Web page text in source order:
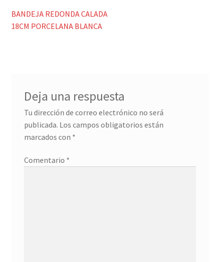
Muebles
Detalles ceremonia, regalo publicitario, promocional
¿Quiénes somos?
Navegación
de
Anterior:
BANDEJA REDONDA CALADA
18CM PORCELANA BLANCA
Deja una respuesta
Tu dirección de correo electrónico no será
publicada. Los campos obligatorios están
marcados con *
Comentario *